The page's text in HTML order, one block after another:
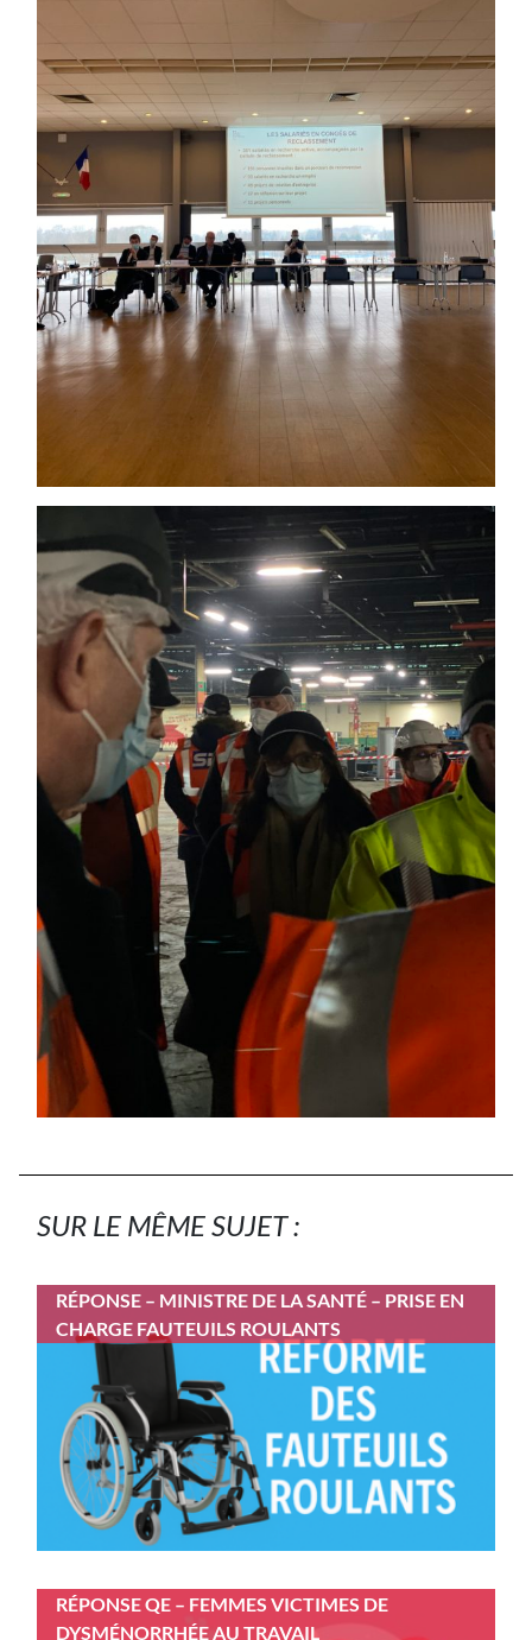
SUR LE MÊME SUJET :
RÉPONSE – MINISTRE DE LA SANTÉ – PRISE EN
CHARGE FAUTEUILS ROULANTS
RÉPONSE QE – FEMMES VICTIMES DE
DYSMÉNORRHÉE AU TRAVAIL